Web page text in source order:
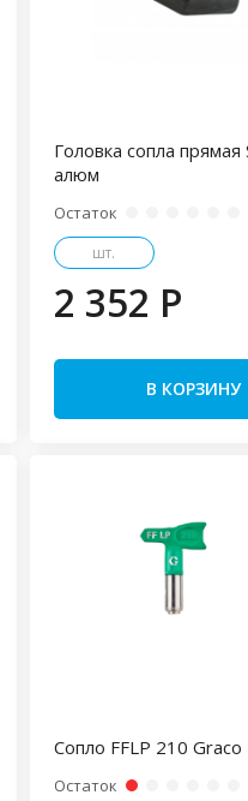
Головка сопла прямая
алюм
Остаток
шт.
2 352 P
В КОРЗИНУ
Сопло FFLP 210 Graco
Остаток